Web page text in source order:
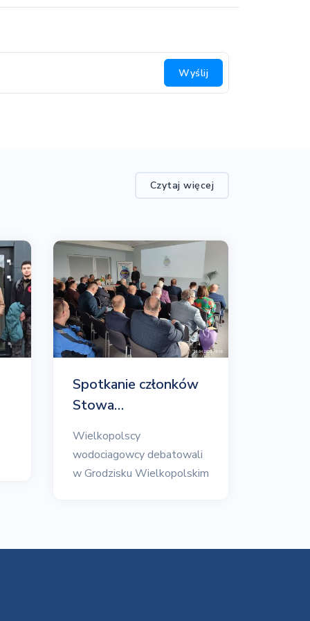
Wyślij
Czytaj więcej
Spotkanie członków
Stowa…
Wielkopolscy
wodociagowcy debatowali
w Grodzisku Wielkopolskim